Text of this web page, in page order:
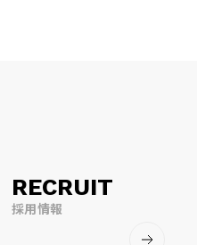
RECRUIT
採用情報